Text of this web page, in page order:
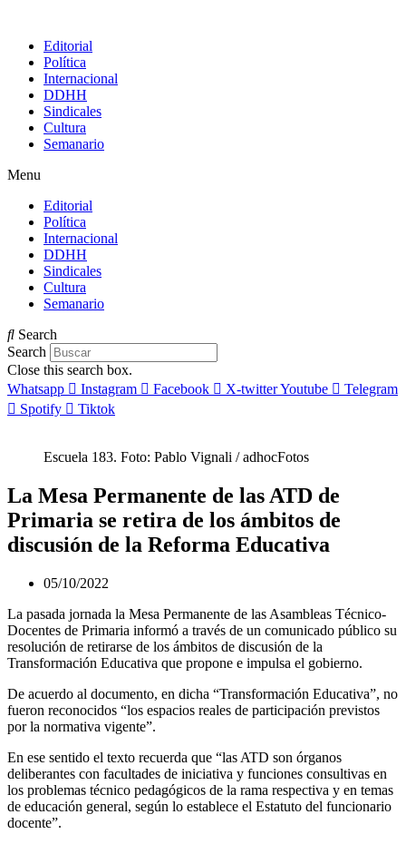
Editorial
Política
Internacional
DDHH
Sindicales
Cultura
Semanario
Menu
Editorial
Política
Internacional
DDHH
Sindicales
Cultura
Semanario
Search
Search
Close this search box.
Whatsapp
Instagram Facebook X-twitterYoutube
Telegram
Spotify
Tiktok
Escuela 183. Foto: Pablo Vignali / adhocFotos
La Mesa Permanente de las ATD de
Primaria se retira de los ámbitos de
discusión de la Reforma Educativa
05/10/2022
La pasada jornada la Mesa Permanente de las Asambleas Técnico-
Docentes de Primaria informó a través de un comunicado público su
resolución de retirarse de los ámbitos de discusión de la
Transformación Educativa que propone e impulsa el gobierno.
De acuerdo al documento, en dicha “Transformación Educativa”, no
fueron reconocidos “los espacios reales de participación previstos
por la normativa vigente”.
En ese sentido el texto recuerda que “las ATD son órganos
deliberantes con facultades de iniciativa y funciones consultivas en
los problemas técnico pedagógicos de la rama respectiva y en temas
de educación general, según lo establece el Estatuto del funcionario
docente”.